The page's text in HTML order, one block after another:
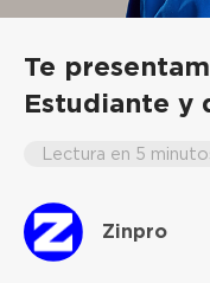
Te
Estudiante y
Lectura en 5
Zinpro